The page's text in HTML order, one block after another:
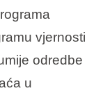
vjernosti
odredbe
u